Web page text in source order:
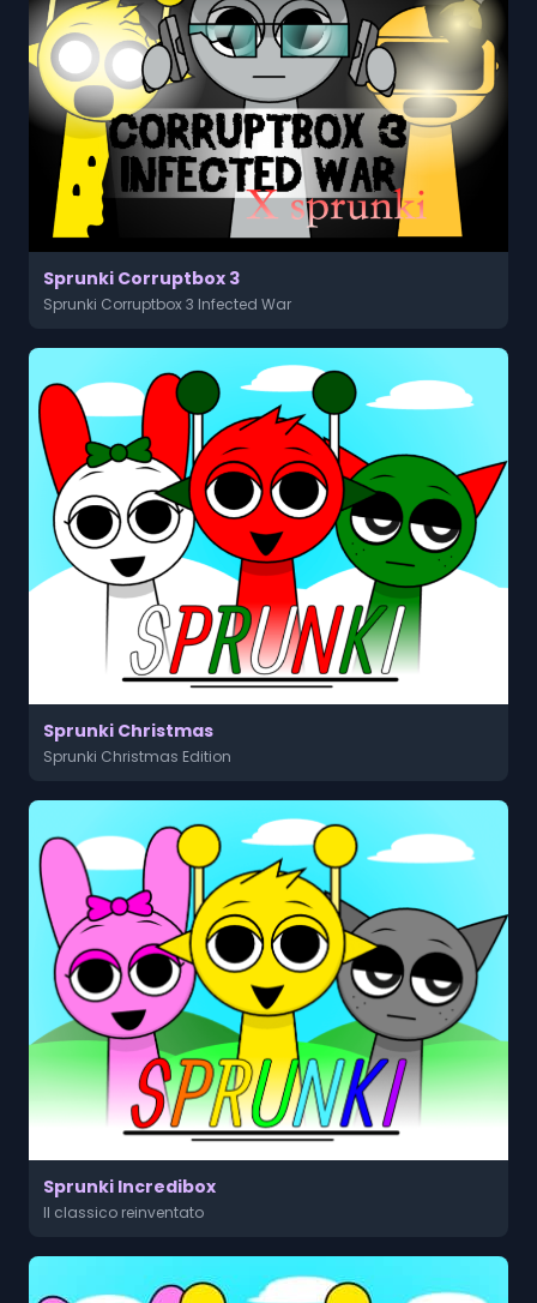
Sprunki Corruptbox 3
Sprunki Corruptbox 3 Infected War
Sprunki Christmas
Sprunki Christmas Edition
Sprunki Incredibox
Il classico reinventato